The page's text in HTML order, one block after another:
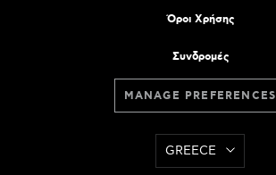
Όροι Χρήσης
Συνδρομές
MANAGE PREFERENCES
GREECE